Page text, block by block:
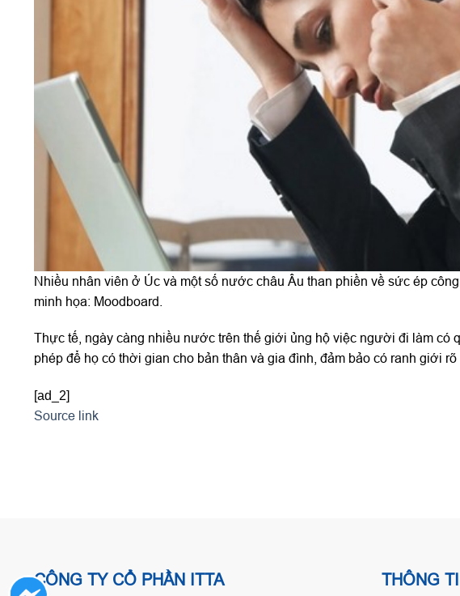
Nhiều nhân viên ở Úc và một số nước châu Âu than phiền về sức ép
minh họa: Moodboard.
Thực tế, ngày càng nhiều nước trên thế giới ủng hộ việc người đi làm có
phép để họ có thời gian cho bản thân và gia đình, đảm bảo có ranh giới
[ad_2]
Source link
CÔNG TY CỔ PHẦN ITTA THÔNG